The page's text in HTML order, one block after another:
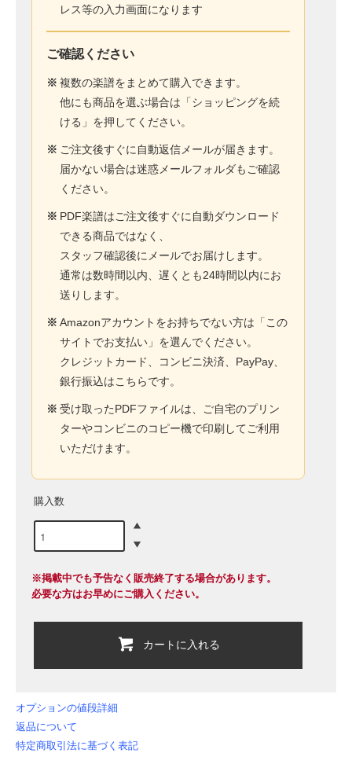
レス等の入力画面になります
ご確認ください
※ 複数の楽譜をまとめて購入できます。
他にも商品を選ぶ場合は「ショッピングを続
ける」を押してください。
※ ご注文後すぐに自動返信メールが届きます。
届かない場合は迷惑メールフォルダもご確認
ください。
※ PDF楽譜はご注文後すぐに自動ダウンロード
できる商品ではなく、
スタッフ確認後にメールでお届けします。
通常は数時間以内、遅くとも24時間以内にお
送りします。
※ Amazonアカウントをお持ちでない方は「この
サイトでお支払い」を選んでください。
クレジットカード、コンビニ決済、PayPay、
銀行振込はこちらです。
※ 受け取ったPDFファイルは、ご自宅のプリン
ターやコンビニのコピー機で印刷してご利用
いただけます。
購入数
※掲載中でも予告なく販売終了する場合があります。
必要な方はお早めにご購入ください。
カートに入れる
オプションの値段詳細
返品について
特定商取引法に基づく表記